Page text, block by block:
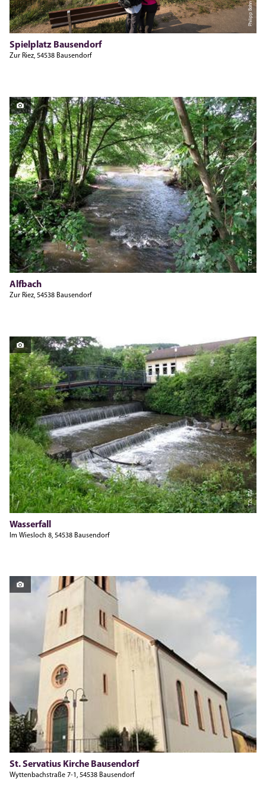
Philipp Bohn
Spielplatz Bausendorf
Zur Riez, 54538 Bausendorf
TZV, TZV
Alfbach
Zur Riez, 54538 Bausendorf
TZV, TZV
Wasserfall
Im Wiesloch 8, 54538 Bausendorf
St. Servatius Kirche Bausendorf
Wyttenbachstraße 7-1, 54538 Bausendorf